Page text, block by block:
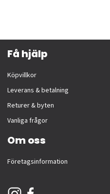
Få hjälp
Köpvillkor
Leverans & betalning
Returer & byten
Vanliga frågor
Om oss
Företagsinformation